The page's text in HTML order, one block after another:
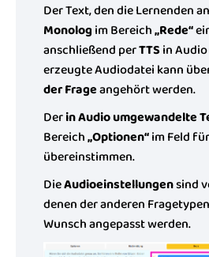
Der Text, den die Lernenden
Monolog im Bereich„Rede“
anschließend perTTSin
erzeugte Audiodatei kann
der Frageangehört werden.
Derin Audio umgewandelte
Bereich„Optionen“im Feld
übereinstimmen.
DieAudioeinstellungensind
denen der anderen
Wunsch angepasst werden.